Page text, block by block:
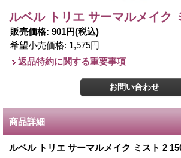
ルベル トリエ サーマルメイク
販売価格: 901円(税込)
希望小売価格: 1,575円
返品特約に関する重要事項
商品詳細
ルベル トリエ サーマルメイク ミスト 2